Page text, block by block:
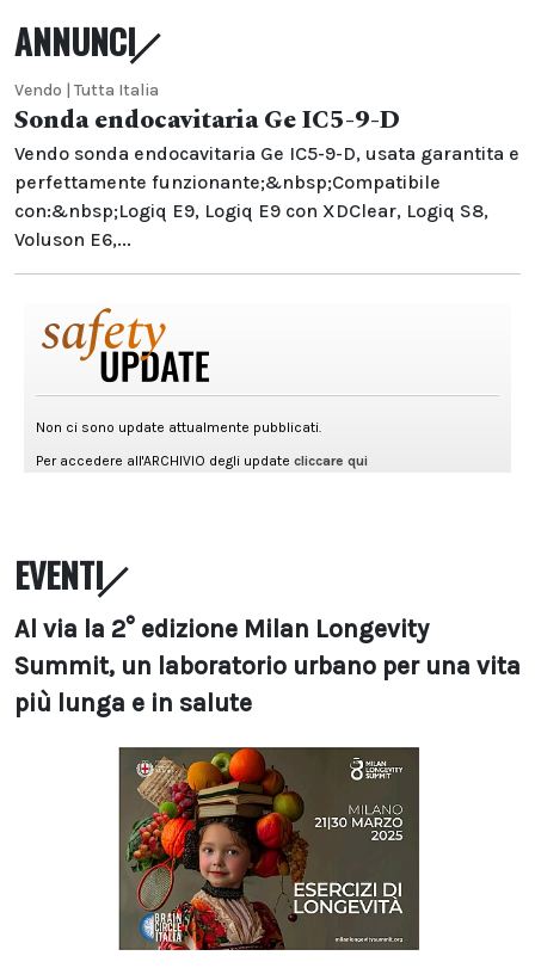
ANNUNCI
Vendo | Tutta Italia
Sonda endocavitaria Ge IC5-9-D
Vendo sonda endocavitaria Ge IC5-9-D, usata garantita e
perfettamente funzionante;&nbsp;Compatibile
con:&nbsp;Logiq E9, Logiq E9 con XDClear, Logiq S8,
Voluson E6,...
EVENTI
Al via la 2° edizione Milan Longevity
Summit, un laboratorio urbano per una vita
più lunga e in salute